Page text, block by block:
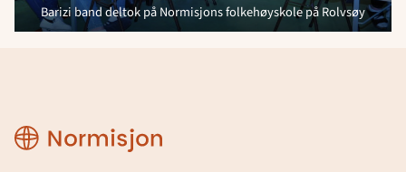
Barizi band deltok på Normisjons folkehøyskole på Rolvsøy
Region
Østfold